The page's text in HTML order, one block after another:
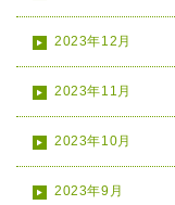
2023年12月
2023年11月
2023年10月
2023年9月